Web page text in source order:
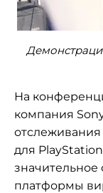
На
компания
для
платформы